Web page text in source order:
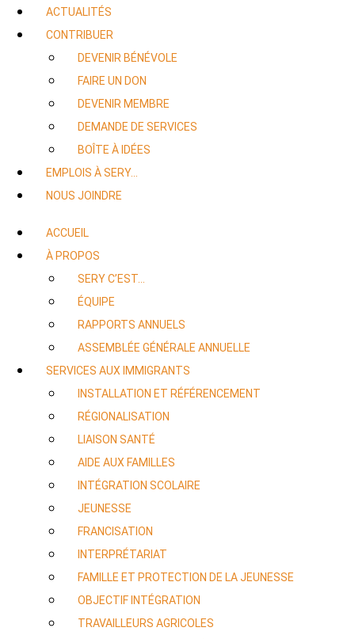
ACTUALITÉS
CONTRIBUER
DEVENIR BÉNÉVOLE
FAIRE UN DON
DEVENIR MEMBRE
DEMANDE DE SERVICES
BOÎTE À IDÉES
EMPLOIS À SERY…
NOUS JOINDRE
ACCUEIL
À PROPOS
SERY C’EST…
ÉQUIPE
RAPPORTS ANNUELS
ASSEMBLÉE GÉNÉRALE ANNUELLE
SERVICES AUX IMMIGRANTS
INSTALLATION ET RÉFÉRENCEMENT
RÉGIONALISATION
LIAISON SANTÉ
AIDE AUX FAMILLES
INTÉGRATION SCOLAIRE
JEUNESSE
FRANCISATION
INTERPRÉTARIAT
FAMILLE ET PROTECTION DE LA JEUNESSE
OBJECTIF INTÉGRATION
TRAVAILLEURS AGRICOLES